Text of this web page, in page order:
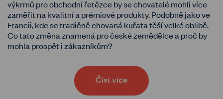
výkrmů pro obchodní řetězce by se chovatelé mohli více
zaměřit na kvalitní a prémiové produkty. Podobně jako ve
Francii, kde se tradičně chovaná kuřata těší velké oblibě.
Co tato změna znamená pro české zemědělce a proč by
mohla prospět i zákazníkům?
Číst více